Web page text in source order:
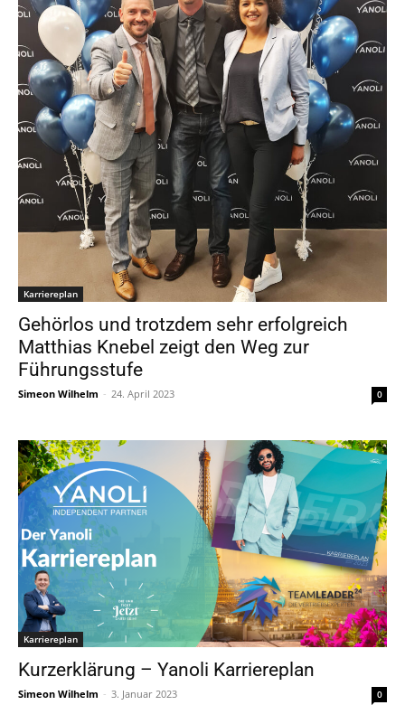
Karriereplan
Gehörlos und trotzdem sehr erfolgreich
Matthias Knebel zeigt den Weg zur
Führungsstufe
Simeon Wilhelm - 24. April 2023 0
Karriereplan
Kurzerklärung – Yanoli Karriereplan
Simeon Wilhelm - 3. Januar 2023 0